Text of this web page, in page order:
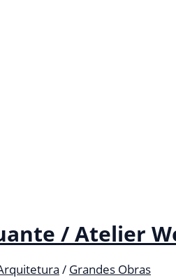
/ Atelier
/ Grandes Obras